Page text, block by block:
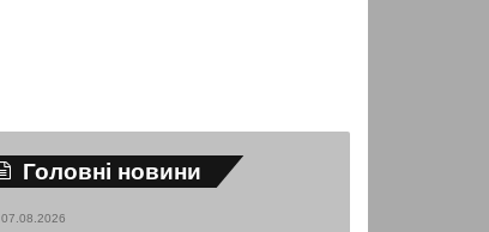
Головні новини
07.08.2026